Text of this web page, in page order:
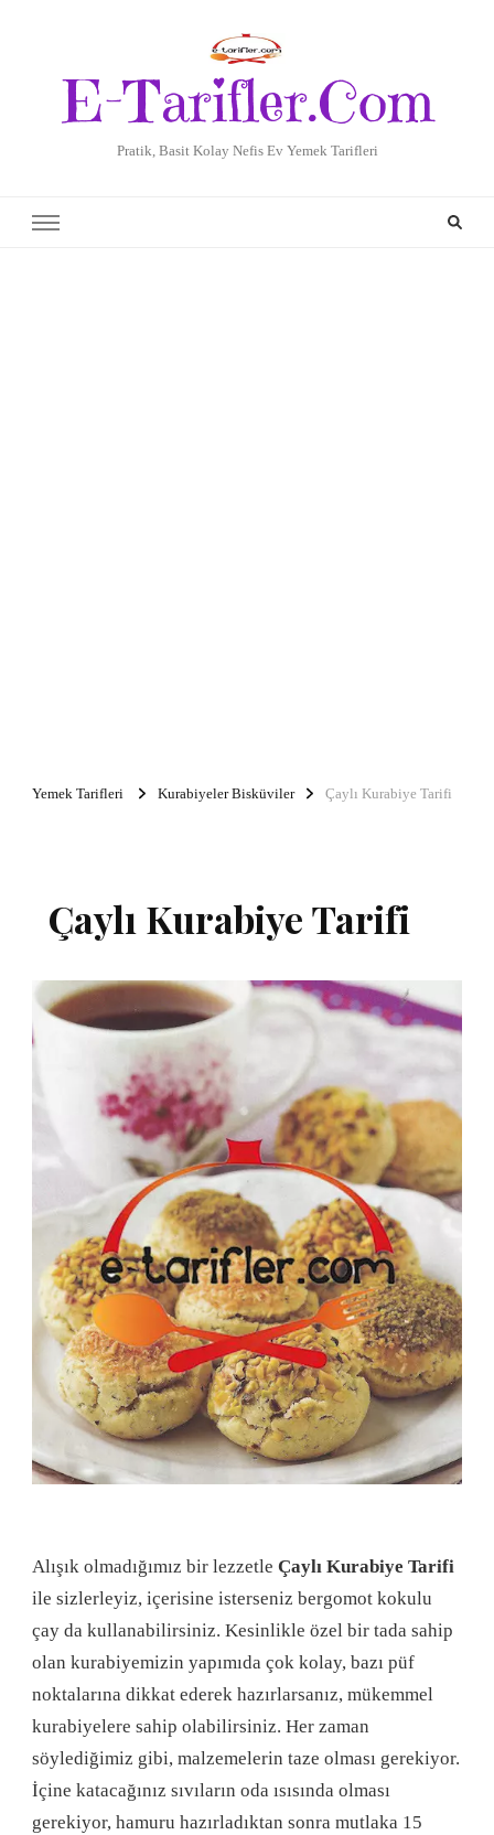
E-Tarifler.Com
Pratik, Basit Kolay Nefis Ev Yemek Tarifleri
Yemek Tarifleri Kurabiyeler Bisküviler Çaylı Kurabiye Tarifi
Çaylı Kurabiye Tarifi
Alışık olmadığımız bir lezzetle Çaylı Kurabiye Tarifi
ile sizlerleyiz, içerisine isterseniz bergomot kokulu
çay da kullanabilirsiniz. Kesinlikle özel bir tada sahip
olan kurabiyemizin yapımıda çok kolay, bazı püf
noktalarına dikkat ederek hazırlarsanız, mükemmel
kurabiyelere sahip olabilirsiniz. Her zaman
söylediğimiz gibi, malzemelerin taze olması gerekiyor.
İçine katacağınız sıvıların oda ısısında olması
gerekiyor, hamuru hazırladıktan sonra mutlaka 15